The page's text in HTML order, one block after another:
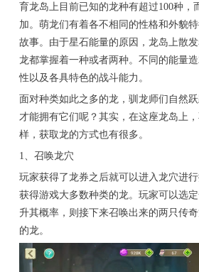
育龙岛上目前已知的龙种有超过100种，
加。萌龙们有着各不相同的性格和外貌
故事。由于星石能量的原因，龙岛上散
龙都掌握着一种或者两种。不同的能量
性以及各具特色的战斗能力。
面对种类如此之多的龙，驯龙师们自然
才能拥有它们呢？其实，在这座龙岛上
样，获取龙的方式也有很多。
1、召唤龙穴
玩家获得了龙券之后就可以进入龙穴进
获得游戏大多数种类的龙。玩家可以选
升其概率，则接下来召唤出来的两只传
的龙。